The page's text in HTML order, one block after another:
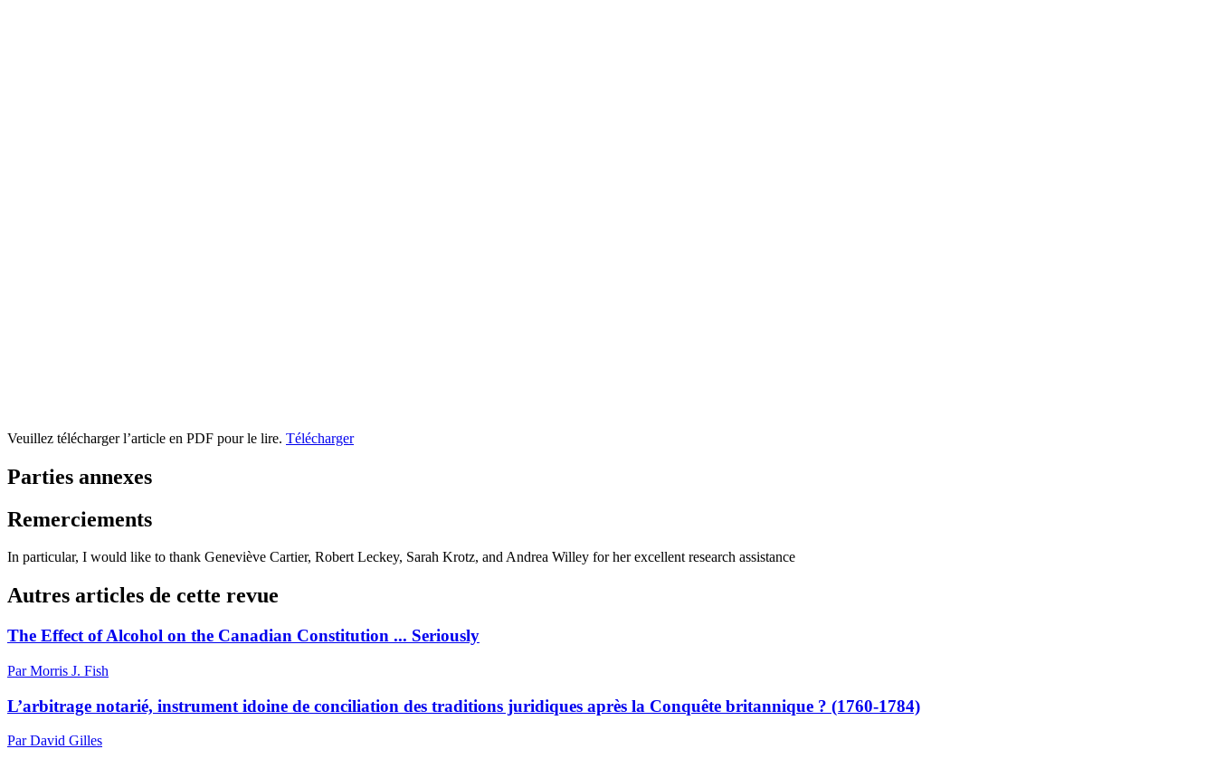
Veuillez télécharger l’article en PDF pour le lire. Télécharger
Parties annexes
Remerciements
In particular, I would like to thank Geneviève Cartier, Robert Leckey, Sarah Krotz, and Andrea Willey for her excellent research assistance
Autres articles de cette revue
The Effect of Alcohol on the Canadian Constitution ... Seriously
Par Morris J. Fish
L’arbitrage notarié, instrument idoine de conciliation des traditions juridiques après la Conquête britannique ? (1760-1784)
Par David Gilles